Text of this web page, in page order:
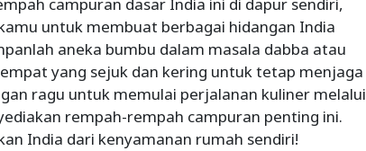
untuk membuat berbagai hidangan India
aneka bumbu dalam masala dabba atau
yang sejuk dan kering untuk tetap menjaga
ragu untuk memulai perjalanan kuliner melalui
rempah-rempah campuran penting ini.
India dari kenyamanan rumah sendiri!